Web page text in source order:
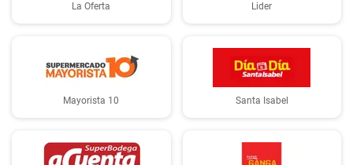
La Oferta Lider
Mayorista 10 Santa Isabel